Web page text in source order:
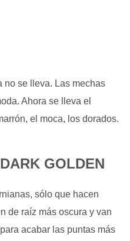
no se lleva. Las mechas
Ahora se lleva el
el moca, los dorados.
GOLDEN
sólo que hacen
de raíz más oscura y van
acabar las puntas más